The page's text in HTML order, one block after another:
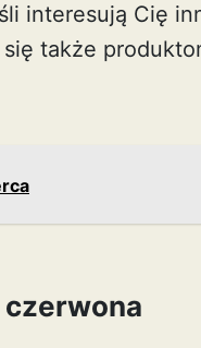
interesują Cię
także
czerwona